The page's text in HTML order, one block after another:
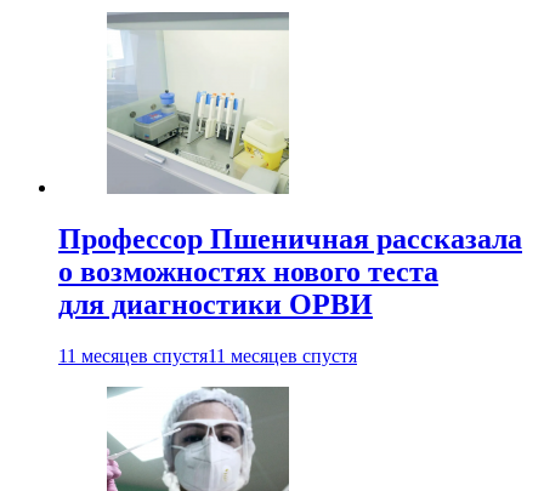
Профессор Пшеничная рассказала
о возможностях нового теста
для диагностики ОРВИ
11 месяцев спустя11 месяцев спустя